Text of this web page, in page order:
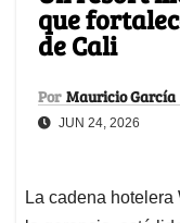
que
de Cali
Por Mauricio García
JUN 24, 2026
La cadena